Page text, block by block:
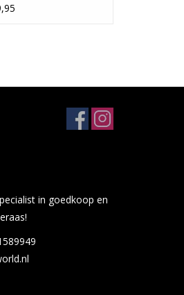
in goedkoop en